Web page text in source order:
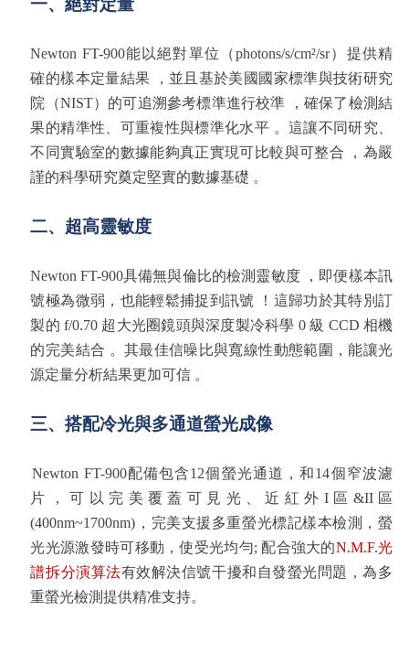
一、絕對定量
Newton FT-900能 以絕對單位（photons/s/cm²/sr）提供精
確的樣本定量結果 ，並且基於美國國家標準與技術研究
院（NIST）的可追溯參考標準進行校準 ，確保了檢測結
果的精準性、可重複性與標準化水平 。這讓不同研究、
不同實驗室的數據能夠真正實現可比較與可整合 ，為嚴
謹的科學研究奠定堅實的數據基礎 。
二、超高靈敏度
Newton FT-900具備無與倫比的檢測靈敏度 ，即便樣本訊
號極為微弱，也能輕鬆捕捉到訊號 ！這歸功於其特別訂
製的f/0.70 超大光圈鏡頭與深度製冷科學 0級 CCD 相機
的完美結合 。其最佳信噪比與寬線性動態範圍，能讓光
源定量分析結果更加可信 。
三、搭配冷光與多通道螢光成像
Newton FT-900配備包含12個螢光通道，和14個窄波濾
片，可以完美覆蓋可見光、近紅外 I區 &II區
(400nm~1700nm) ，完美支援多重螢光標記樣本檢測，螢
光光源激發時可移動，使受光均勻; 配合強大的N.M.F.光
譜拆分演算法有效解決信號干擾和自發螢光問題，為多
重螢光檢測提供精准支持。